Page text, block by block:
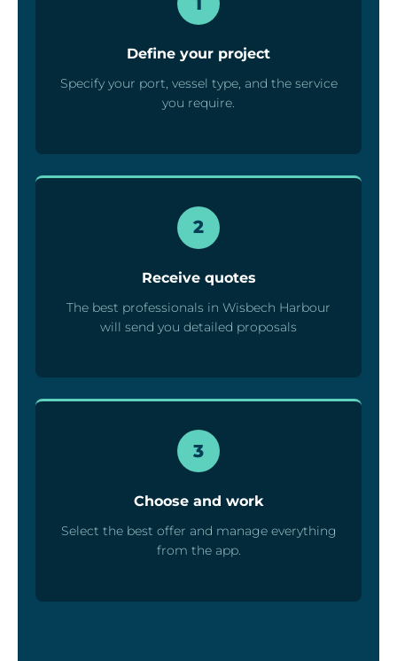
Define your project
Specify your port, vessel type, and the service
you require.
2
Receive quotes
The best professionals in Wisbech Harbour
will send you detailed proposals
3
Choose and work
Select the best offer and manage everything
from the app.